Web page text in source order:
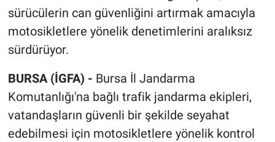
sürücülerin can güvenliğini artırmak amacıyla
motosikletlere yönelik denetimlerini aralıksız
sürdürüyor.
BURSA (İGFA) - Bursa İl Jandarma
Komutanlığı'na bağlı trafik jandarma ekipleri,
vatandaşların güvenli bir şekilde seyahat
edebilmesi için motosikletlere yönelik kontrol